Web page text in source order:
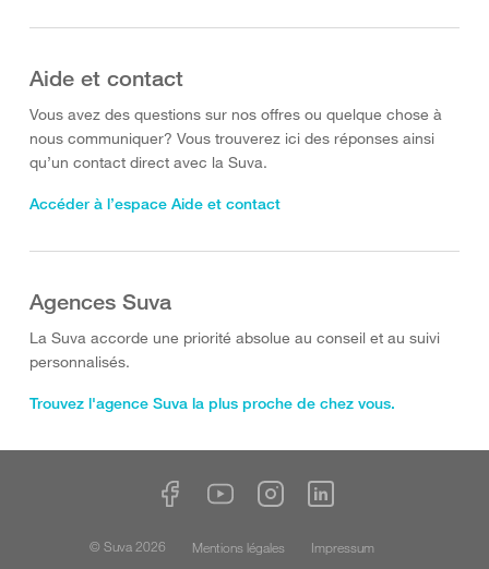
Aide et contact
Vous avez des questions sur nos offres ou quelque chose à
nous communiquer? Vous trouverez ici des réponses ainsi
qu’un contact direct avec la Suva.
Accéder à l’espace Aide et contact
Agences Suva
La Suva accorde une priorité absolue au conseil et au suivi
personnalisés.
Trouvez l'agence Suva la plus proche de chez vous.
© Suva 2026 Mentions légales Impressum